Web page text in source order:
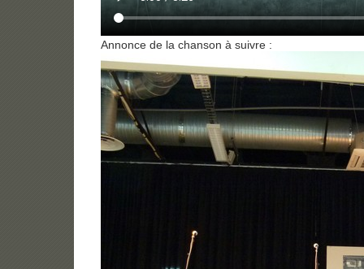
Annonce de la chanson à suivre :